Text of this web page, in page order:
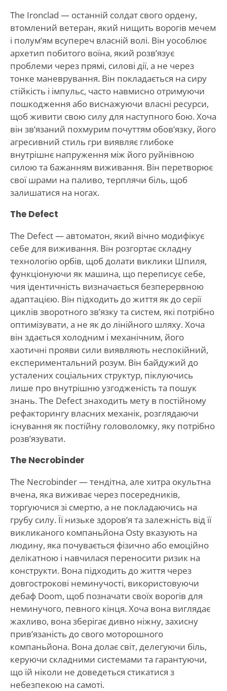
The Ironclad — останній солдат свого ордену,
втомлений ветеран, який нищить ворогів мечем
і полум’ям всупереч власній волі. Він уособлює
архетип побитого воїна, який розв’язує
проблеми через прямі, силові дії, а не через
тонке маневрування. Він покладається на сиру
стійкість і імпульс, часто навмисно отримуючи
пошкодження або виснажуючи власні ресурси,
щоб живити свою силу для наступного бою. Хоча
він зв’язаний похмурим почуттям обов’язку, його
агресивний стиль гри виявляє глибоке
внутрішнє напруження між його руйнівною
силою та бажанням виживання. Він перетворює
свої шрами на паливо, терплячи біль, щоб
залишатися на ногах.
The Defect
The Defect — автоматон, який вічно модифікує
себе для виживання. Він розгортає складну
технологію орбів, щоб долати виклики Шпиля,
функціонуючи як машина, що переписує себе,
чия ідентичність визначається безперервною
адаптацією. Він підходить до життя як до серії
циклів зворотного зв’язку та систем, які потрібно
оптимізувати, а не як до лінійного шляху. Хоча
він здається холодним і механічним, його
хаотичні прояви сили виявляють неспокійний,
експериментальний розум. Він байдужий до
усталених соціальних структур, піклуючись
лише про внутрішню узгодженість та пошук
знань. The Defect знаходить мету в постійному
рефакторингу власних механік, розглядаючи
існування як постійну головоломку, яку потрібно
розв’язувати.
The Necrobinder
The Necrobinder — тендітна, але хитра окультна
вчена, яка виживає через посередників,
торгуючися зі смертю, а не покладаючись на
грубу силу. Її низьке здоров’я та залежність від її
викликаного компаньйона Osty вказують на
людину, яка почувається фізично або емоційно
делікатною і навчилася переносити ризик на
конструкти. Вона підходить до життя через
довгострокові неминучості, використовуючи
дебаф Doom, щоб позначати своїх ворогів для
неминучого, певного кінця. Хоча вона виглядає
жахливо, вона зберігає дивно ніжну, захисну
прив’язаність до свого моторошного
компаньйона. Вона долає світ, делегуючи біль,
керуючи складними системами та гарантуючи,
що їй ніколи не доведеться стикатися з
небезпекою на самоті.